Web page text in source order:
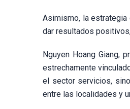
Asimismo, la estrategia
dar resultados
Nguyen Hoang Giang,
estrechamente
el sector servicios,
entre las localidades y